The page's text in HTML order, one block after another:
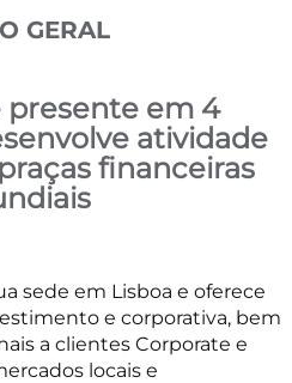
GERAL
em 4
atividade
financeiras
sede em Lisboa e oferece
e corporativa, bem
a clientes Corporate e
locais e